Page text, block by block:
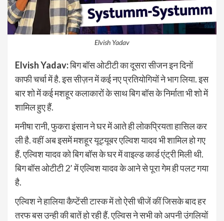
Elvish Yadav
Elvish Yadav:बिग बॉस ओटीटी का दूसरा सीजन इन दिनों
काफी चर्चा में है. इस सीज़न में कई नए प्रतियोगियों ने भाग लिया. इस
बार शो में कई मशहूर कलाकारों के साथ बिग बॉस के निर्माता भी शो में
शामिल हुए हैं.
मनीषा रानी, ​​फुकरा इंसान ने घर में आते ही लोकप्रियता हासिल कर
ली है. वहीं अब इसमें मशहूर यूट्यूबर एल्विश यादव भी शामिल हो गए
हैं. एल्विश यादव को बिग बॉस के घर में वाइल्ड कार्ड एंट्री मिली थी.
बिग बॉस ओटीटी 2’ में एल्विश यादव के आने से पूरा गेम ही पलट गया
है.
एल्विश ने हालिया कैप्टेंसी टास्क में तो ऐसी चीजें कीं जिसके बाद हर
तरफ बस उन्ही की बातें हो रही हैं. एल्विस ने सभी को अपनी उंगलियों